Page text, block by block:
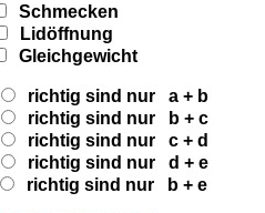
Schmecken
Lidöffnung
Gleichgewicht
richtig sind nur a + b
richtig sind nur b + c
richtig sind nur c + d
richtig sind nur d + e
richtig sind nur b + e